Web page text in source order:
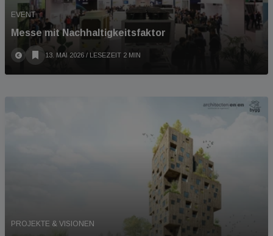
EVENT
Messe mit Nachhaltigkeitsfaktor
13. MAI 2026 / LESEZEIT 2 MIN
PROJEKTE & VISIONEN